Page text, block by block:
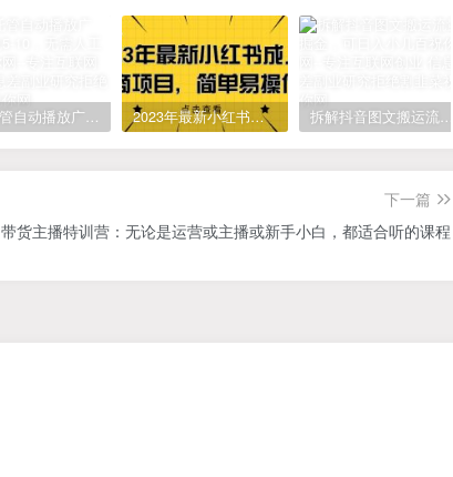
闹钟托管自动播放广告，单机5-10，无需人工操作 2023年最新小红书成人电商项目，简单易操作【详细教程】 拆解抖音图文搬运流量掘金，可日入小几百
下一篇
带货主播特训营：无论是运营或主播或新手小白，都适合听的课程